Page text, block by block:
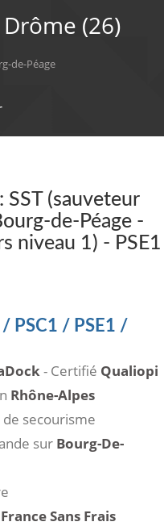
Drôme (26)
de-Péage
(sauveteur
de-Péage -
niveau 1) - PSE1
PSC1 / PSE1 /
- Certifié Qualiopi
Rhône-Alpes
de secourisme
sur Bourg-De-
Sans Frais